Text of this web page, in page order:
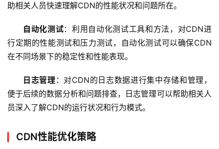
N
服
务
网
站
运
助相关人员快速理解CDN的性能状况和问题所在。
自动化测试：利用自动化测试工具和方法，对CDN进
行定期的性能测试和压力测试，自动化测试可以确保CDN
在不同场景下的稳定性和性能表现。
日志管理 ：对CDN的日志数据进行集中存储和管理，
便于后续的数据分析和问题排查，日志管理可以帮助相关人
员深入了解CDN的运行状况和行为模式。
CDN性能优化策略